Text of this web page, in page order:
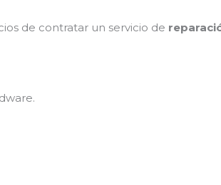
de contratar un servicio de
.